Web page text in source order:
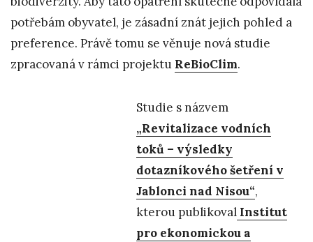
potřebám obyvatel, je zásadní znát jejich pohled a
preference. Právě tomu se věnuje nová studie
zpracovaná v rámci projektu ReBioClim.
Studie s názvem
„Revitalizace vodních
toků – výsledky
dotazníkového šetření v
Jablonci nad Nisou“,
kterou publikoval Institut
pro ekonomickou a